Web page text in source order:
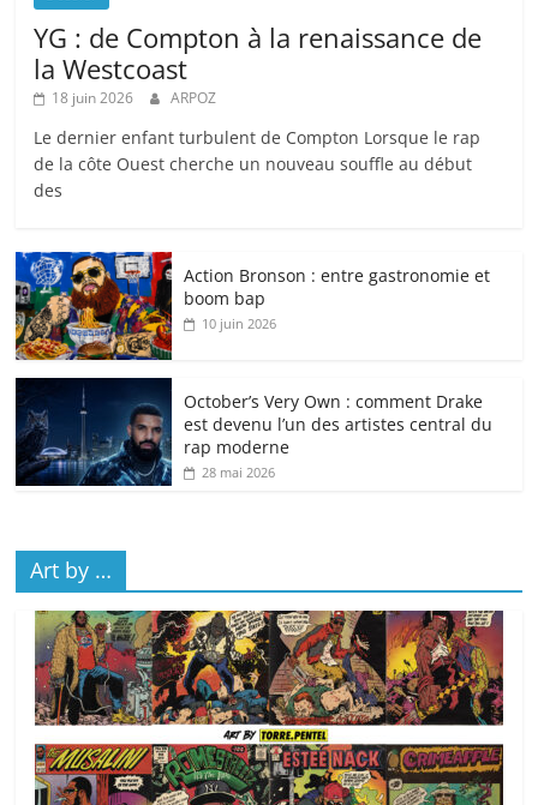
YG : de Compton à la renaissance de
la Westcoast
18 juin 2026 ARPOZ
Le dernier enfant turbulent de Compton Lorsque le rap
de la côte Ouest cherche un nouveau souffle au début
des
Action Bronson : entre gastronomie et
boom bap
10 juin 2026
October’s Very Own : comment Drake
est devenu l’un des artistes central du
rap moderne
28 mai 2026
Art by …